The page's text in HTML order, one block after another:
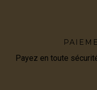
Payez en toute